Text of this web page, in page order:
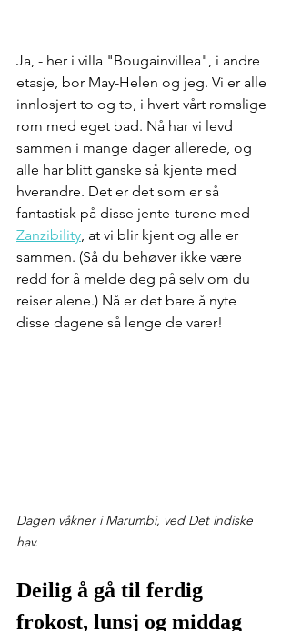
Ja, - her i villa "Bougainvillea", i andre
etasje, bor May-Helen og jeg. Vi er alle
innlosjert to og to, i hvert vårt romslige
rom med eget bad. Nå har vi levd
sammen i mange dager allerede, og
alle har blitt ganske så kjente med
hverandre. Det er det som er så
fantastisk på disse jente-turene med
Zanzibility, at vi blir kjent og alle er
sammen. (Så du behøver ikke være
redd for å melde deg på selv om du
reiser alene.) Nå er det bare å nyte
disse dagene så lenge de varer!
Dagen våkner i Marumbi, ved Det indiske
hav.
Deilig å gå til ferdig
frokost, lunsj og middag